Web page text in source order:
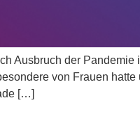
Ausbruch der
von Frauen
[…]